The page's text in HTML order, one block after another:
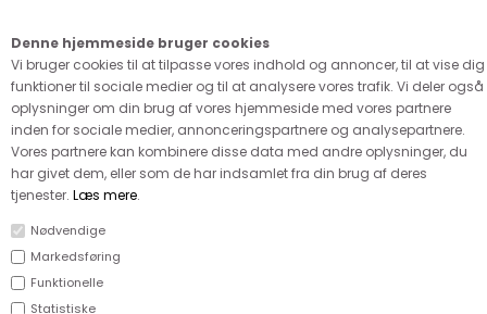
Denne hjemmeside bruger cookies
Vi bruger cookies til at tilpasse vores indhold og annoncer, til at vise dig
funktioner til sociale medier og til at analysere vores trafik. Vi deler også
oplysninger om din brug af vores hjemmeside med vores partnere
inden for sociale medier, annonceringspartnere og analysepartnere.
Vores partnere kan kombinere disse data med andre oplysninger, du
har givet dem, eller som de har indsamlet fra din brug af deres
tjenester. Læs mere.
Nødvendige
Markedsføring
Funktionelle
Statistiske
FORSIDE›UDSALG›UDSALG & GODE TILBUD PÅ STOF
SPAR
50%